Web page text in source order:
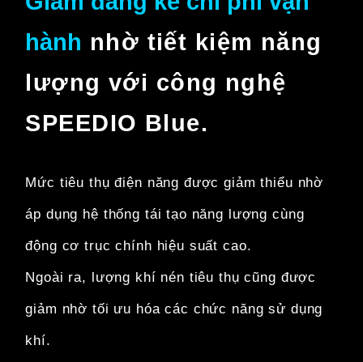
hành nhờ tiết kiệm năng
lượng với công nghệ
SPEEDIO Blue.
Mức tiêu thụ điện năng được giảm thiểu nhờ
áp dụng hệ thống tái tạo năng lượng cùng
động cơ trục chính hiệu suất cao.
Ngoài ra, lượng khí nén tiêu thụ cũng được
giảm nhờ tối ưu hóa các chức năng sử dụng
khí.